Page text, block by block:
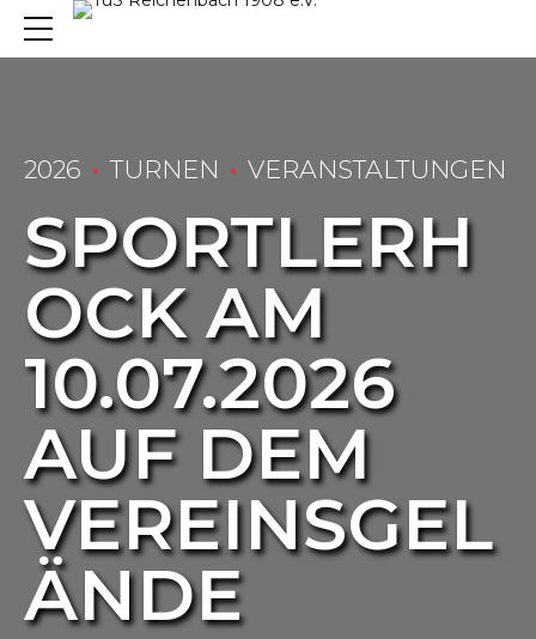
2026 TURNEN VERANSTALTUNGEN
SPORTLERH
OCK AM
10.07.2026
AUF DEM
VEREINSGEL
ÄNDE